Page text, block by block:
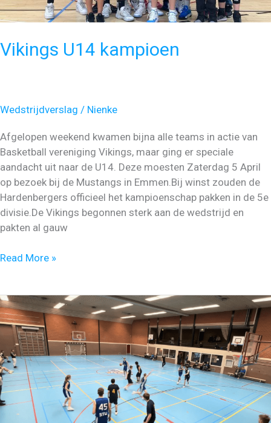
Vikings U14 kampioen
Wedstrijdverslag / Nienke
Afgelopen weekend kwamen bijna alle teams in actie van
Basketball vereniging Vikings, maar ging er speciale
aandacht uit naar de U14. Deze moesten Zaterdag 5 April
op bezoek bij de Mustangs in Emmen.Bij winst zouden de
Hardenbergers officieel het kampioenschap pakken in de 5e
divisie.De Vikings begonnen sterk aan de wedstrijd en
pakten al gauw
Vikings
Read More »